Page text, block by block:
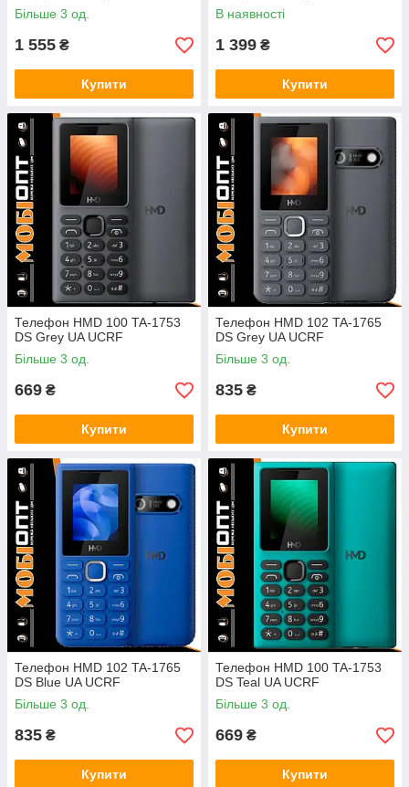
Більше 3 од.
1 555 ₴
Купити
В наявності
1 399 ₴
Купити
Телефон HMD 100 TA-1753
DS Grey UA UCRF
Більше 3 од.
669 ₴
Купити
Телефон HMD 102 TA-1765
DS Grey UA UCRF
Більше 3 од.
835 ₴
Купити
Телефон HMD 102 TA-1765
DS Blue UA UCRF
Більше 3 од.
835 ₴
Купити
Телефон HMD 100 TA-1753
DS Teal UA UCRF
Більше 3 од.
669 ₴
Купити